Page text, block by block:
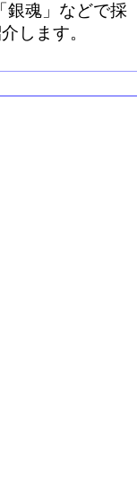
銀魂」などで採
します。